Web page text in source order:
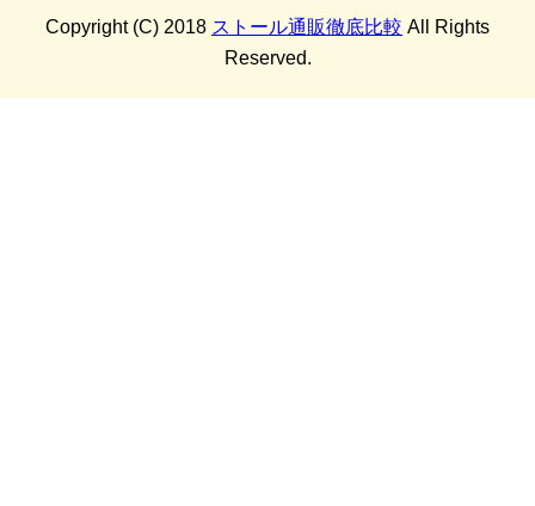
Copyright (C) 2018 ストール通販徹底比較 All Rights
Reserved.